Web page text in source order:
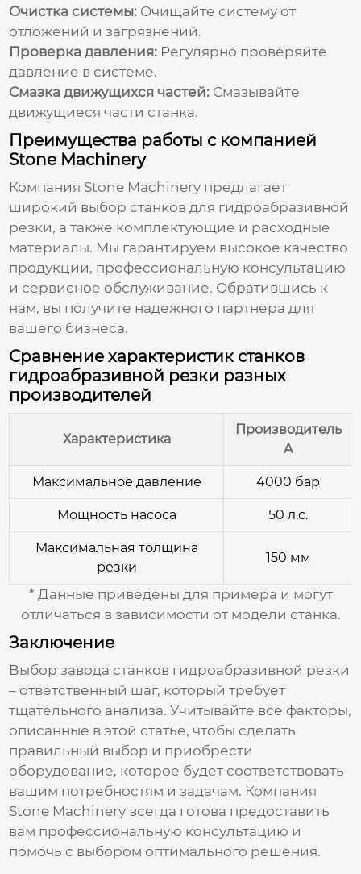
Очистка системы: Очищайте систему от
отложений и загрязнений.
Проверка давления: Регулярно проверяйте
давление в системе.
Смазка движущихся частей: Смазывайте
движущиеся части станка.
Преимущества работы с компанией
Stone Machinery
Компания Stone Machinery предлагает
широкий выбор станков для гидроабразивной
резки, а также комплектующие и расходные
материалы. Мы гарантируем высокое качество
продукции, профессиональную консультацию
и сервисное обслуживание. Обратившись к
нам, вы получите надежного партнера для
вашего бизнеса.
Сравнение характеристик станков
гидроабразивной резки разных
производителей
Характеристика
Производитель
A
Максимальное давление 4000 бар
Мощность насоса 50 л.с.
Максимальная толщина
резки
150 мм
* Данные приведены для примера и могут
отличаться в зависимости от модели станка.
Заключение
Выборзавода станков гидроабразивной резки
– ответственный шаг, который требует
тщательного анализа. Учитывайте все факторы,
описанные в этой статье, чтобы сделать
правильный выбор и приобрести
оборудование, которое будет соответствовать
вашим потребностям и задачам. Компания
Stone Machinery всегда готова предоставить
вам профессиональную консультацию и
помочь с выбором оптимального решения.